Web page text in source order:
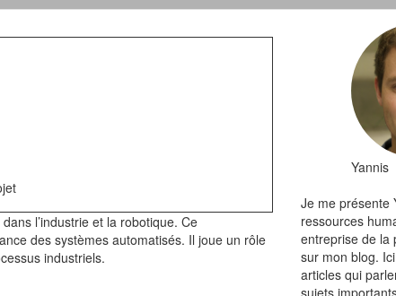
l’industrie et la robotique. Ce
des systèmes automatisés. Il joue un rôle
industriels.
Yannis
Je me présente
ressources
entreprise de la
sur mon blog.
articles qui
sujets